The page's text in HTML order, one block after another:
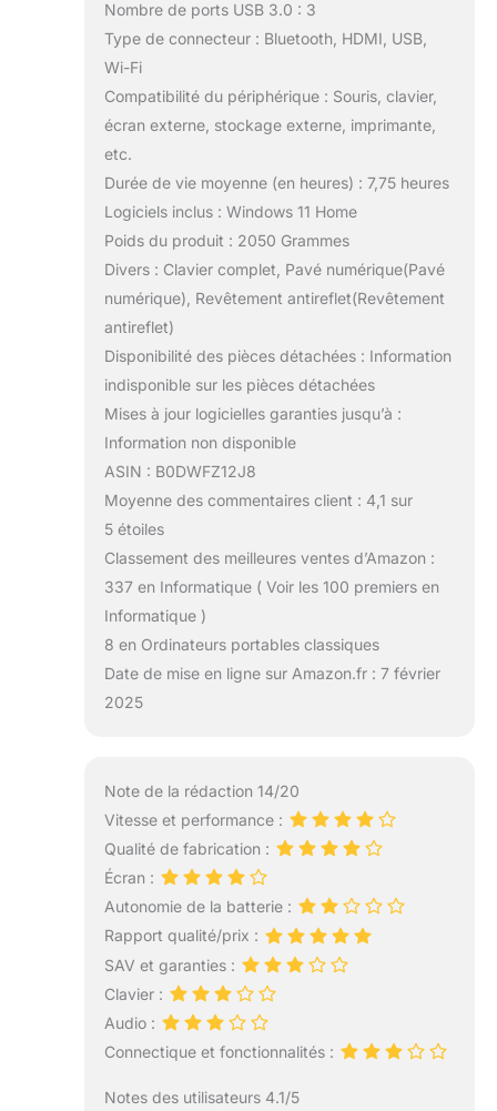
Nombre de ports USB 3.0 : 3
Type de connecteur : Bluetooth, HDMI, USB,
Wi-Fi
Compatibilité du périphérique : Souris, clavier,
écran externe, stockage externe, imprimante,
etc.
Durée de vie moyenne (en heures) : 7,75 heures
Logiciels inclus : Windows 11 Home
Poids du produit : 2050 Grammes
Divers : Clavier complet, Pavé numérique(Pavé
numérique), Revêtement antireflet(Revêtement
antireflet)
Disponibilité des pièces détachées : Information
indisponible sur les pièces détachées
Mises à jour logicielles garanties jusqu’à :
Information non disponible
ASIN : B0DWFZ12J8
Moyenne des commentaires client : 4,1 sur
5 étoiles
Classement des meilleures ventes d’Amazon :
337 en Informatique ( Voir les 100 premiers en
Informatique )
8 en Ordinateurs portables classiques
Date de mise en ligne sur Amazon.fr : 7 février
2025
Note de la rédaction 14/20
Vitesse et performance :
Qualité de fabrication :
Écran :
Autonomie de la batterie :
Rapport qualité/prix :
SAV et garanties :
Clavier :
Audio :
Connectique et fonctionnalités :
Notes des utilisateurs 4.1/5